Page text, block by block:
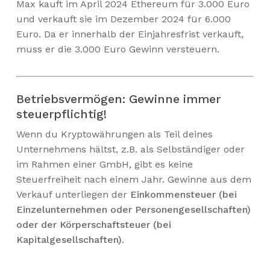
Max kauft im April 2024 Ethereum für 3.000 Euro
und verkauft sie im Dezember 2024 für 6.000
Euro. Da er innerhalb der Einjahresfrist verkauft,
muss er die 3.000 Euro Gewinn versteuern.
Betriebsvermögen: Gewinne immer
steuerpflichtig!
Wenn du Kryptowährungen als Teil deines
Unternehmens hältst, z.B. als Selbständiger oder
im Rahmen einer GmbH, gibt es keine
Steuerfreiheit nach einem Jahr. Gewinne aus dem
Verkauf unterliegen der Einkommensteuer (bei
Einzelunternehmen oder Personengesellschaften)
oder der Körperschaftsteuer (bei
Kapitalgesellschaften).